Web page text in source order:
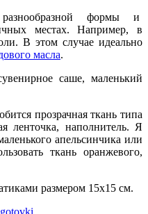
формы и
местах. Например, в
В этом случае идеально
масла.
саше, маленький
прозрачная ткань типа
ленточка, наполнитель. Я
апельсинчика или
ткань оранжевого,
размером 15х15 см.